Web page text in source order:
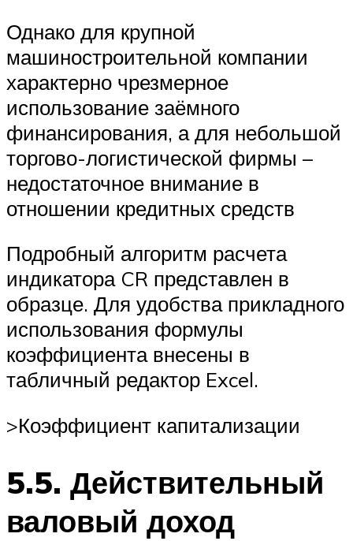
Однако для крупной
машиностроительной компании
характерно чрезмерное
использование заёмного
финансирования, а для небольшой
торгово-логистической фирмы –
недостаточное внимание в
отношении кредитных средств
Подробный алгоритм расчета
индикатора CR представлен в
образце. Для удобства прикладного
использования формулы
коэффициента внесены в
табличный редактор Excel.
>Коэффициент капитализации
5.5. Действительный
валовый доход